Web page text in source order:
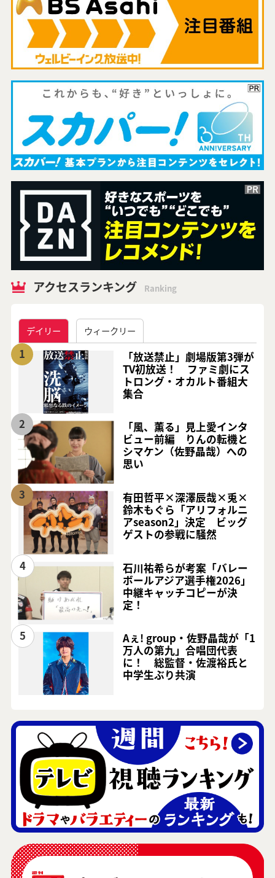
アクセスランキング Ranking
デイリー ウィークリー
1
「放送禁止」劇場版第3弾が
TV初放送！ ファミ劇にス
トロング・オカルト番組大
集合
2
「風、薫る」見上愛インタ
ビュー前編 りんの転機と
シマケン（佐野晶哉）への
思い
3
有田哲平×深澤辰哉×兎×
鈴木もぐら「アリフォルニ
アseason2」決定 ビッグ
ゲストの参戦に騒然
4
石川祐希らが考案「バレー
ボールアジア選手権2026」
中継キャッチコピーが決
定！
5
Aぇ! group・佐野晶哉が「1
万人の第九」合唱団代表
に！ 総監督・佐渡裕氏と
中学生ぶり共演